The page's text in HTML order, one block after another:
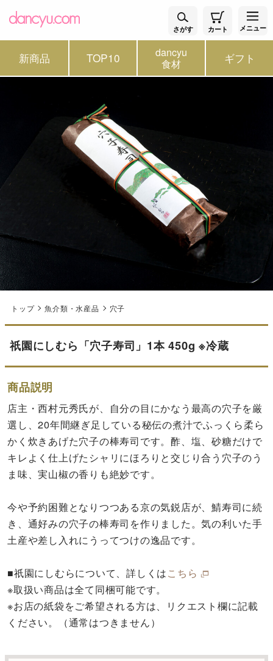
さがす カート メニュー
新商品 TOP10 dancyu
食材 ギフト
トップ 魚介類・水産品 穴子
祇園にしむら「穴子寿司」1本 450g ※冷蔵
商品説明
店主・西村元秀氏が、自分の目にかなう最高の穴子を厳
選し、20年間継ぎ足している秘伝の煮汁でふっくら柔ら
かく炊きあげた穴子の棒寿司です。酢、塩、砂糖だけで
キレよく仕上げたシャリにほろりと交じり合う穴子のう
ま味、実山椒の香りも絶妙です。
今や予約困難となりつつある京の気鋭店が、鯖寿司に続
き、通好みの穴子の棒寿司を作りました。気の利いた手
土産や差し入れにうってつけの逸品です。
■祇園にしむらについて、詳しくはこちら
※取扱い商品は全て同梱可能です。
※お店の紙袋をご希望される方は、リクエスト欄に記載
ください。（通常はつきません）